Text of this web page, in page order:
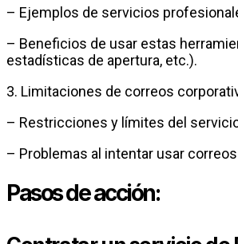
– Ejemplos de servicios
– Beneficios de usar estas
estadísticas de apertura, etc.).
3. Limitaciones de correos
– Restricciones y límites del
– Problemas al intentar usar
Pasos de acción: